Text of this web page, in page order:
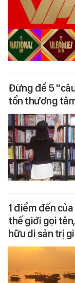
Đừng để 5
tổn thương
1 điểm đến
thế giới gọi
hữu di sản trị